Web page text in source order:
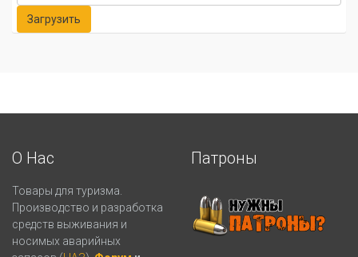
О Нас
Товары для туризма.
Производство и разработка
средств выживания и
носимых аварийных
Патроны